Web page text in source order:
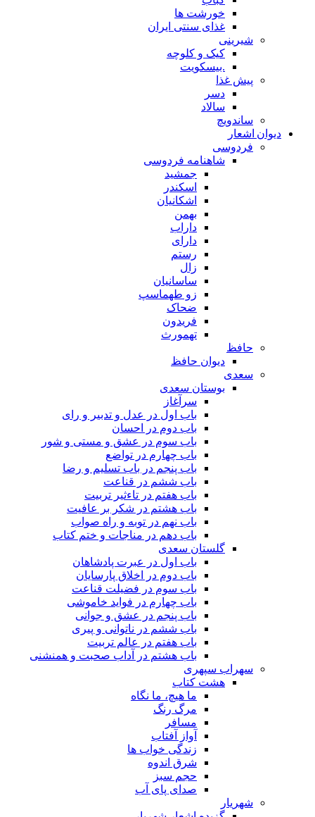
خورشت ها
غذای سنتی ایران
شیرینی
کیک و کلوچه
.بیسکویت
پیش غذا
دسر
سالاد
ساندویچ
دیوان اشعار
فردوسی
شاهنامه فردوسی
جمشید
اسکندر
اشکانیان
بهمن
داراب
دارای
رستم
زال
ساسانیان
زو طهماسپ‏
ضحاک
فریدون
تهمورث
حافظ
دیوان حافظ
سعدی
بوستان سعدی
سرآغاز
باب اول در عدل و تدبیر و رای
باب دوم در احسان
باب سوم در عشق و مستی و شور
باب چهارم در تواضع
باب پنجم در باب تسلیم و رضا
باب ششم در قناعت
باب هفتم در تاءثیر تربیت
باب هشتم در شکر بر عافیت
باب نهم در توبه و راه صواب
باب دهم در مناجات و ختم کتاب
گلستان سعدی
باب اول در عبرت پادشاهان
باب دوم در اخلاق پارسایان
باب سوم در فضیلت قناعت
باب چهارم در فواید خاموشى
باب پنجم در عشق و جوانى
باب ششم در ناتوانى و پیرى
باب هفتم در عالم تربیت
باب هشتم در آداب صحبت و همنشنى
سهراب سپهری
هشت کتاب
ما هیچ، ما نگاه
مرگ رنگ
مسافر
آواز آفتاب
زندگی خواب ها
شرق اندوه
حجم سبز
صدای پای آب
شهریار